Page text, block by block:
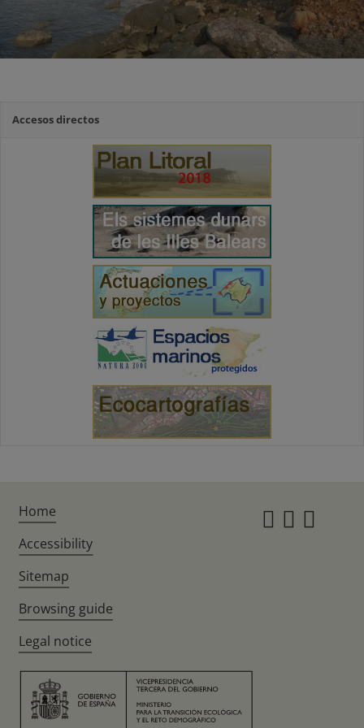
Accesos directos
Home
Accessibility
Sitemap
Browsing guide
Legal notice